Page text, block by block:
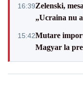
16:39Zelenski,
„Ucraina nu
15:42Mutare
Magyar la